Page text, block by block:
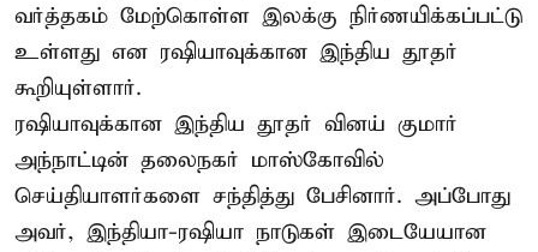
வர்த்தகம் மேற்கொள்ள இலக்கு நிர்ணயிக்கப்பட்டு
உள்ளது என ரஷியாவுக்கான இந்திய தூதர்
கூறியுள்ளார்.
ரஷியாவுக்கான இந்திய தூதர் வினய் குமார்
அந்நாட்டின் தலைநகர் மாஸ்கோவில்
செய்தியாளர்களை சந்தித்து பேசினார். அப்போது
அவர், இந்தியா-ரஷியா நாடுகள் இடையேயான